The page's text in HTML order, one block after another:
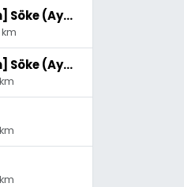
Ege Denizi - [15.89 km] Söke (Aydın)
Ege Denizi - [17.89 km] Söke (Aydın)